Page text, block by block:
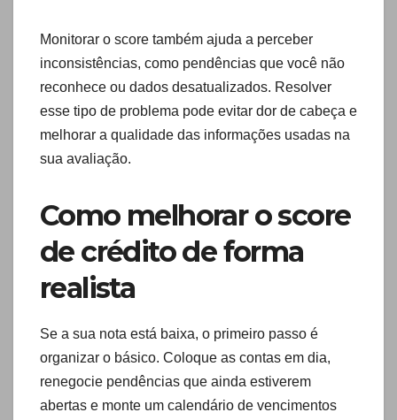
Monitorar o score também ajuda a perceber
inconsistências, como pendências que você não
reconhece ou dados desatualizados. Resolver
esse tipo de problema pode evitar dor de cabeça e
melhorar a qualidade das informações usadas na
sua avaliação.
Como melhorar o score
de crédito de forma
realista
Se a sua nota está baixa, o primeiro passo é
organizar o básico. Coloque as contas em dia,
renegocie pendências que ainda estiverem
abertas e monte um calendário de vencimentos